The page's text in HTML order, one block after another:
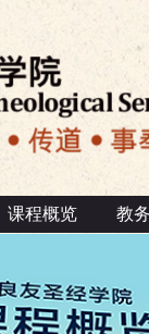
课程概览 教